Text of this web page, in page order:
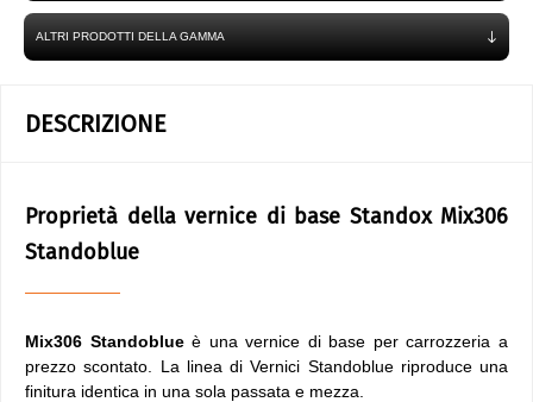
ALTRI PRODOTTI DELLA GAMMA
DESCRIZIONE
Proprietà della vernice di base Standox Mix306
Standoblue
Mix306 Standoblueè una vernice di base per carrozzeria a
prezzo scontato. La linea di Vernici Standoblue riproduce una
finitura identica in una sola passata e mezza.